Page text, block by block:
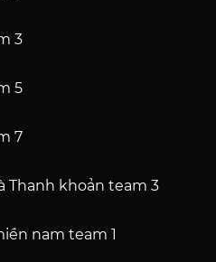
3
5
7
Thanh khoản team 3
nam team 1